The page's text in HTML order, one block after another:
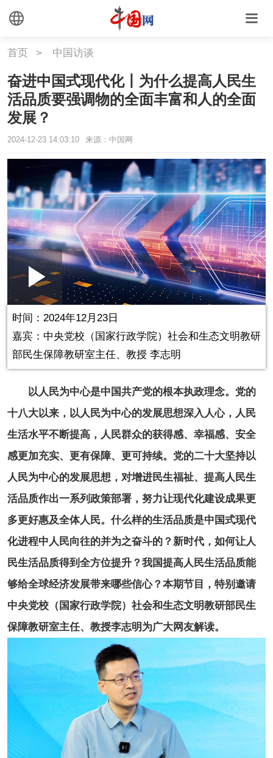
首页 > 中国访谈
奋进中国式现代化丨为什么提高人民生
活品质要强调物的全面丰富和人的全面
发展？
2024-12-23 14:03:10 来源：中国网
Play
Video
Mute
Loaded
Picture-
in-
Picture
--:--
时间：2024年12月23日
嘉宾： 中央党校（国家行政学院）社会和生态文明教研
部民生保障教研室主任、教授 李志明
以人民为中心是中国共产党的根本执政理念。党的
十八大以来，以人民为中心的发展思想深入人心，人民
生活水平不断提高，人民群众的获得感、幸福感、安全
感更加充实、更有保障、更可持续。党的二十大坚持以
人民为中心的发展思想，对增进民生福祉、提高人民生
活品质作出一系列政策部署，努力让现代化建设成果更
多更好惠及全体人民。什么样的生活品质是中国式现代
化进程中人民向往的并为之奋斗的？新时代，如何让人
民生活品质得到全方位提升？我国提高人民生活品质能
够给全球经济发展带来哪些信心？本期节目，特别邀请
中央党校（国家行政学院）社会和生态文明教研部民生
保障教研室主任、教授李志明为广大网友解读。